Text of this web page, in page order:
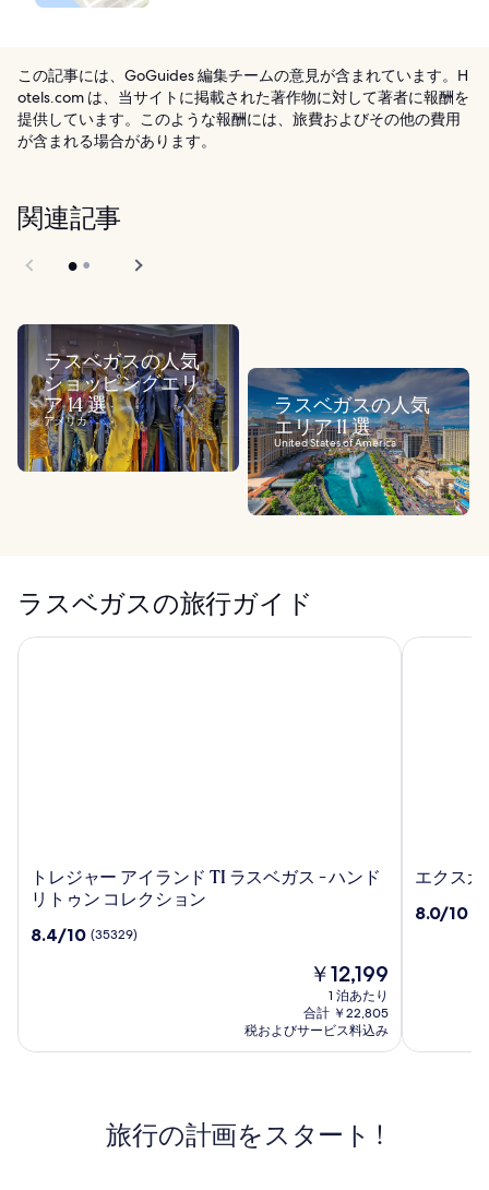
この記事には、GoGuides 編集チームの意見が含まれています。H
otels.com は、当サイトに掲載された著作物に対して著者に報酬を
提供しています。このような報酬には、旅費およびその他の費用
が含まれる場合があります。
関連記事
ラスベガスの人気
ショッピングエリ
ア 14 選
アメリカ
ラスベガスの人気
エリア 11 選
United States of America
ラスベガスの旅行ガイド
ト
レ
ャ
ン
トレジャー アイランド TI ラスベガス - ハンド
リトゥン コレクション
10
件
8.4/10 (35329)
現
の
料
金
￥12,199
1 泊あたり
合計 ￥22,805
税およびサービス料込み
トレジャー アイランド TI ラスベガス - ハンドリトゥン コ
エ
ス
テ
エクス
10
の
8.0/10
エクスカ
旅行の計画をスタート !